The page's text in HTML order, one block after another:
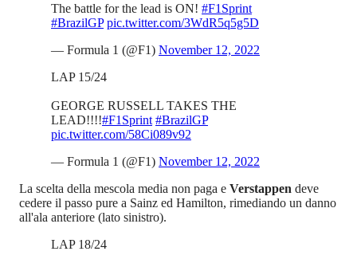
The battle for the lead is ON! #F1Sprint
#BrazilGP pic.twitter.com/3WdR5q5g5D
— Formula 1 (@F1) November 12, 2022
LAP 15/24
GEORGE RUSSELL TAKES THE
LEAD!!!!#F1Sprint #BrazilGP
pic.twitter.com/58Ci089v92
— Formula 1 (@F1) November 12, 2022
La scelta della mescola media non paga e Verstappen deve
cedere il passo pure a Sainz ed Hamilton, rimediando un danno
all'ala anteriore (lato sinistro).
LAP 18/24